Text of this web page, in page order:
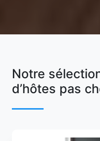
Notre
d’hôtes pas